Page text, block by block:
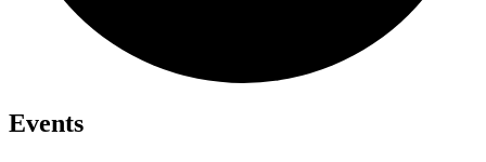
Events